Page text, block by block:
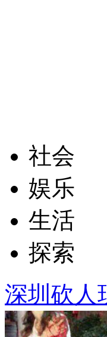
社会
娱乐
生活
探索
深圳砍人